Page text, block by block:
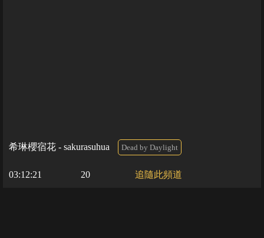
希琳櫻宿花 - sakurasuhua Dead by Daylight
03:12:21 20 追隨此頻道